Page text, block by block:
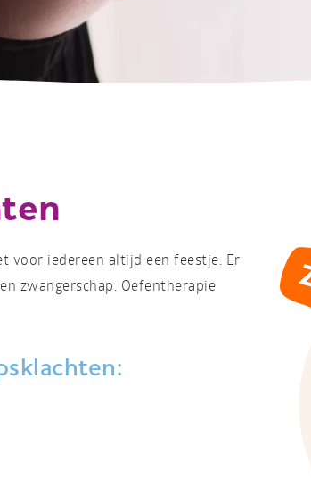
voor iedereen altijd een feestje. Er
zwangerschap. Oefentherapie